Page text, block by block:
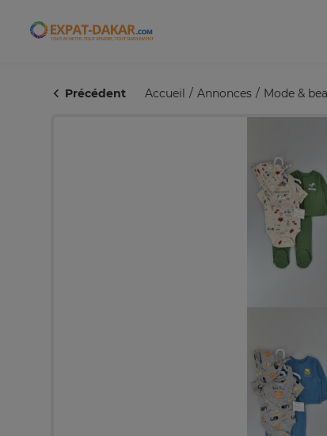
Expat-Dakar
Précédent Accueil Annonces Mode &